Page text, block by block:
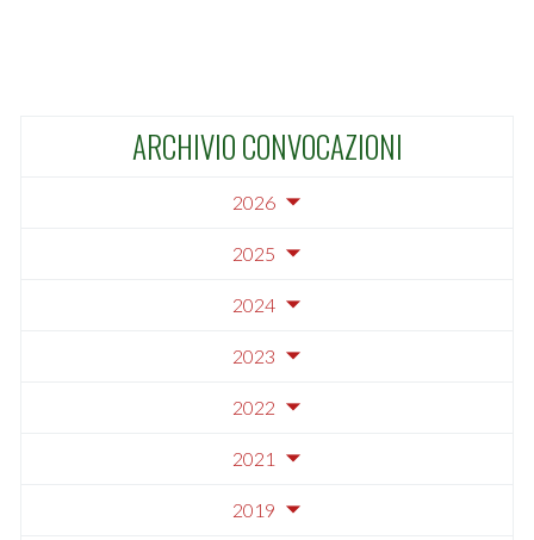
ARCHIVIO CONVOCAZIONI
2026
2025
2024
2023
2022
2021
2019